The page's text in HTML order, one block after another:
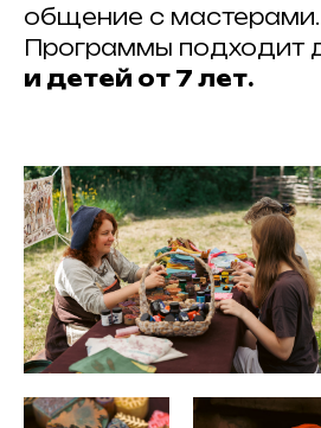
общение с мастерами.
Программы подходит
и детей от 7 лет.